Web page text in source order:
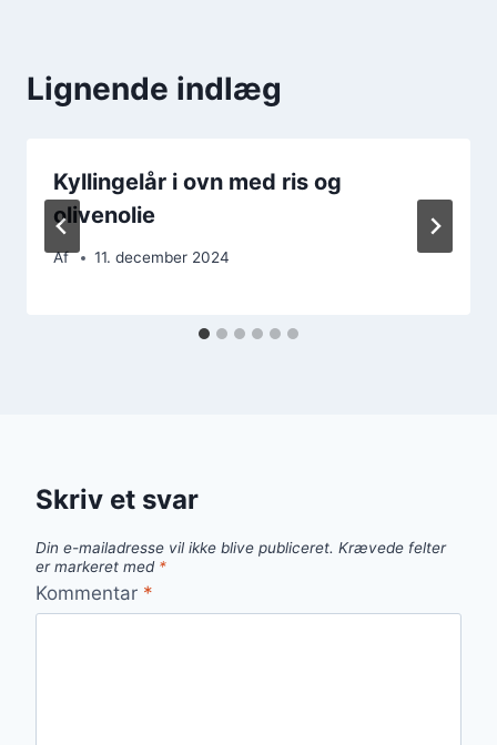
Lignende indlæg
Kyllingelår i ovn med ris og
olivenolie
Af 11. december 2024
Skriv et svar
Din e-mailadresse vil ikke blive publiceret. Krævede felter
er markeret med *
Kommentar *